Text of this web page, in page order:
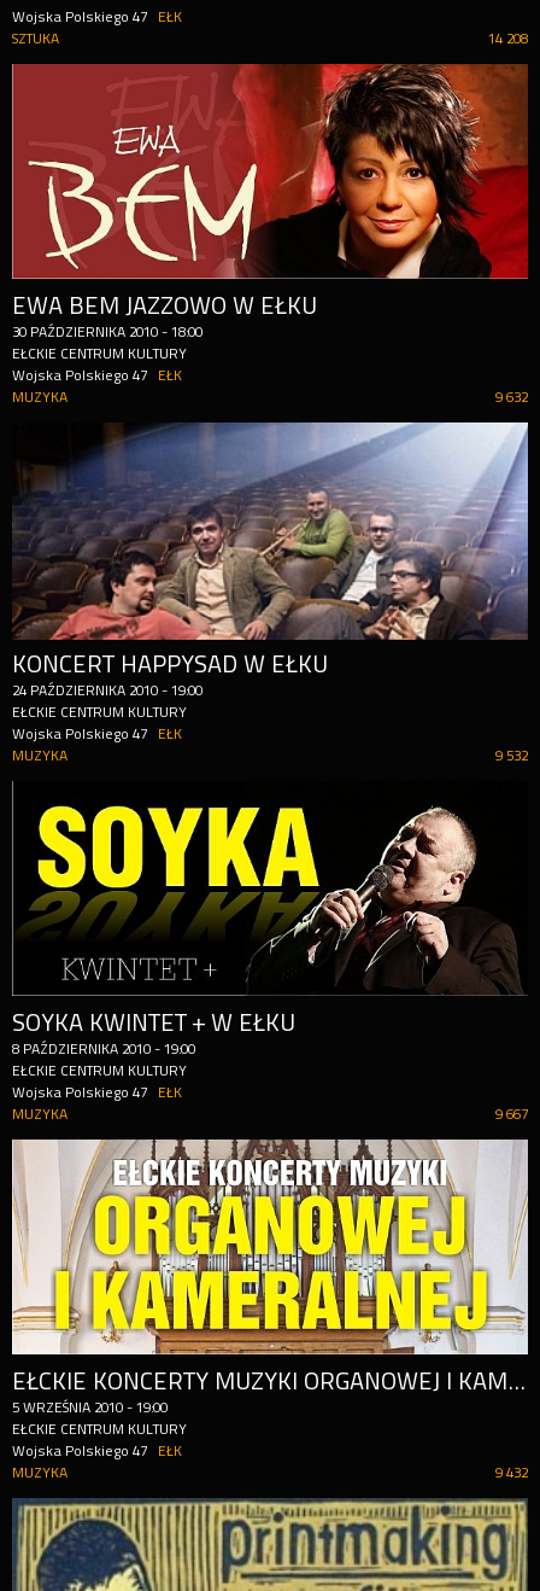
Wojska Polskiego 47
EŁK
14 208
SZTUKA
EWA BEM JAZZOWO W EŁKU
30 PAŹDZIERNIKA 2010 -18:00
EŁCKIE CENTRUM KULTURY
Wojska Polskiego 47
EŁK
9 632
MUZYKA
KONCERT HAPPYSAD W EŁKU
24 PAŹDZIERNIKA 2010 -19:00
EŁCKIE CENTRUM KULTURY
Wojska Polskiego 47
EŁK
9 532
MUZYKA
SOYKA KWINTET + W EŁKU
8 PAŹDZIERNIKA 2010 -19:00
EŁCKIE CENTRUM KULTURY
Wojska Polskiego 47
EŁK
9 667
MUZYKA
EŁCKIE KONCERTY MUZYKI ORGANOWEJ I KAMERALNEJ
5 WRZEŚNIA 2010 -19:00
EŁCKIE CENTRUM KULTURY
Wojska Polskiego 47
EŁK
9 432
MUZYKA